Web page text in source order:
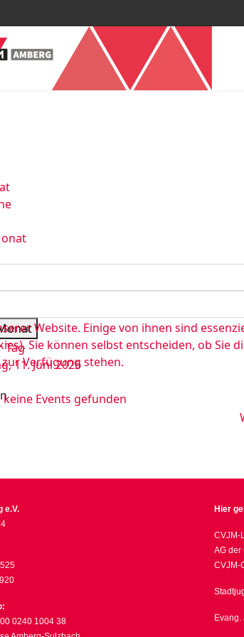
Tag
11. Juni 2026
keine Events gefunden
e.V.
0240 1004 38
Hier
CVJM-
AG der
CVJM-
Website. Einige von ihnen sind
Sie können selbst entscheiden, ob
Verfügung stehen.